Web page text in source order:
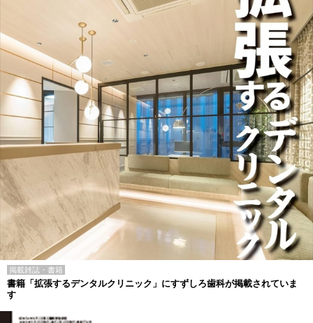
掲載雑誌・書籍
書籍「拡張するデンタルクリニック」にすずしろ歯科が掲載されていま
す